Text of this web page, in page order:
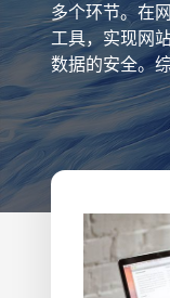
多个环节。在
工具，实现网
数据的安全。